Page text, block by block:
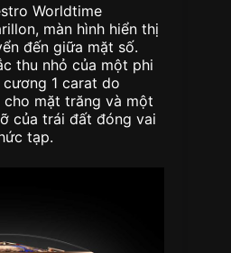
Worldtime
màn hình hiển thị
đến giữa mặt số.
thu nhỏ của một phi
1 carat do
mặt trăng và một
của trái đất đóng vai
tạp.